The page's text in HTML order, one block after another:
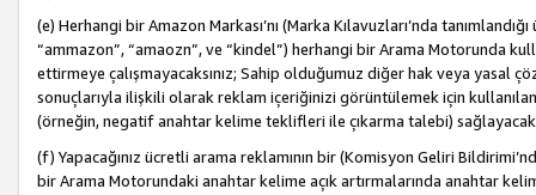
(e) Herhangi bir Amazon Markası’nı (Marka Kılavuzları’nda
“ammazon”, “amaozn”, ve “kindel”) herhangi bir Arama Motorunda
ettirmeye çalışmayacaksınız; Sahip olduğumuz diğer hak veya yasal
sonuçlarıyla ilişkili olarak reklam içeriğinizi görüntülemek için
(örneğin, negatif anahtar kelime teklifleri ile çıkarma talebi)
(f) Yapacağınız ücretli arama reklamının bir (Komisyon Geliri
bir Arama Motorundaki anahtar kelime açık artırmalarında anahtar